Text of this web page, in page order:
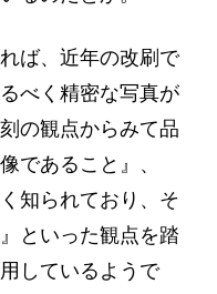
ば、近年の改刷で
べく精密な写真が
の観点からみて品
であること』、
知られており、そ
といった観点を踏
しているようで